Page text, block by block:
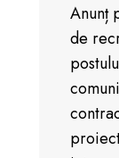
Anunț
de